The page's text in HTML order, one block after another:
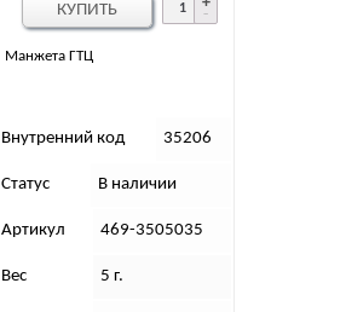
Манжета ГТЦ
Внутренний код 35206
Статус В наличии
Артикул 469-3505035
Вес 5 г.
КУПИТЬ